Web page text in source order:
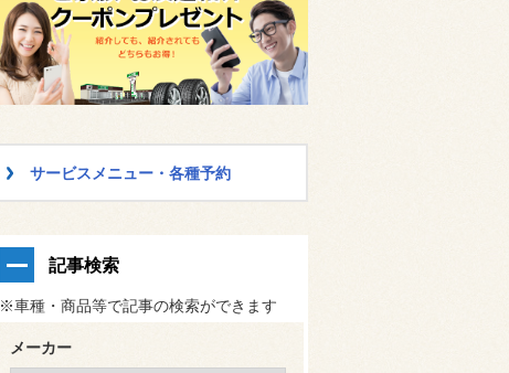
サービスメニュー・各種予約
記事検索
※車種・商品等で記事の検索ができます
メーカー